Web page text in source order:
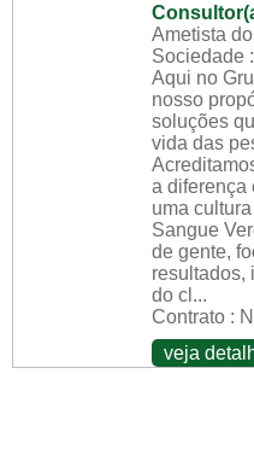
Ametista
Sociedade
Aqui no
nosso
soluções
vida das
a diferença
uma
Sangue
de gente,
resultados,
do cl...
Contrato :
veja